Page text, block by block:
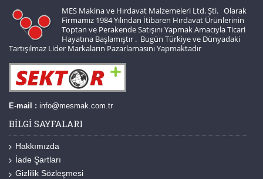
MES Makina ve Hırdavat Malzemeleri Ltd. Şti. Olarak
Firmamız 1984 Yılından İtibaren Hırdavat Ürünlerinin
Toptan ve Perakende Satışını Yapmak Amacıyla Ticari
Hayatına Başlamıştır . Bugün Türkiye ve Dünyadaki
Tartışılmaz Lider Markaların Pazarlamasını Yapmaktadır
E-mail : info@mesmak.com.tr
BILGI SAYFALARI
Hakkımızda
İade Şartları
Gizlilik Sözleşmesi